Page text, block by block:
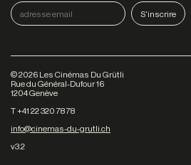
©2026 Les Cinémas Du Grütli
Rue du Général-Dufour 16
1204 Genève
T +41 22 320 78 78
info@cinemas-du-grutli.ch
v3.2